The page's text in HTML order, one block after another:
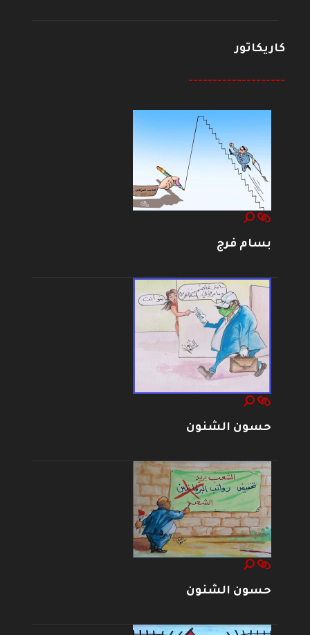
كاريكاتور
--------------------
بسام فرج
حسون الشنون
حسون الشنون